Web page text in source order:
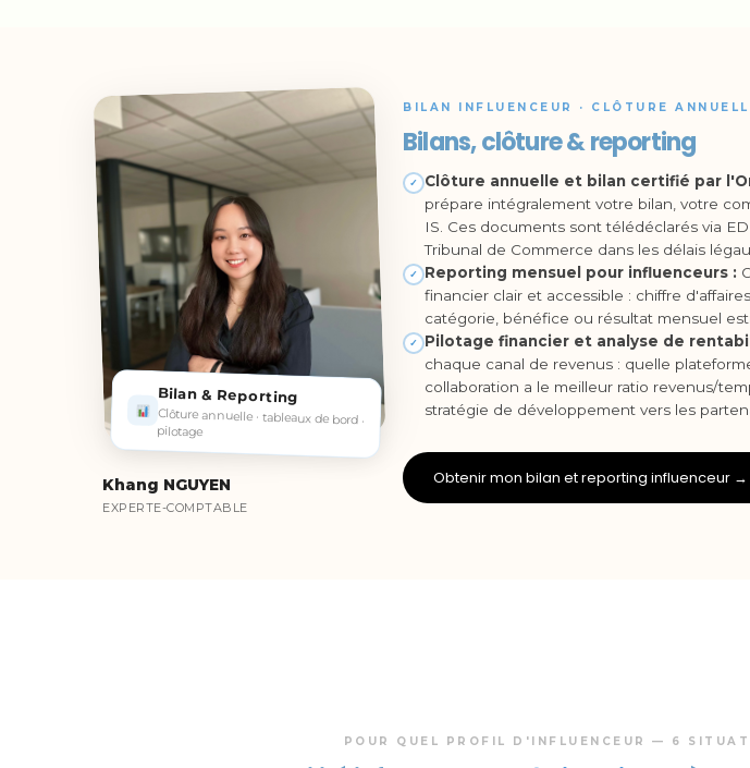
Bilan & Reporting
Clôture annuelle · tableaux de bord ·
pilotage
Khang NGUYEN
EXPERTE-COMPTABLE
BILAN INFLUENCEUR · CLÔTURE
Bilans, clôture & reporting
✓ Clôture annuelle et bilan certifié par
prépare intégralement votre bilan, votre
IS. Ces documents sont télédéclarés via
Tribunal de Commerce dans les délais
✓ Reporting mensuel pour influenceurs :
financier clair et accessible : chiffre
catégorie, bénéfice ou résultat mensuel
✓ Pilotage financier et analyse de
chaque canal de revenus : quelle
collaboration a le meilleur ratio revenus/
stratégie de développement vers les
Obtenir mon bilan et reporting influenceur →
POUR QUEL PROFIL D'INFLUENCEUR — 6